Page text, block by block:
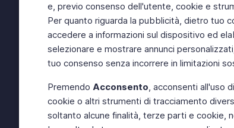
e, previo consenso dell'utente, cookie e
Per quanto riguarda la pubblicità, dietro tuo
accedere a informazioni sul dispositivo ed
selezionare e mostrare annunci
tuo consenso senza incorrere in limitazioni
Premendo Acconsento, acconsenti all'uso
cookie o altri strumenti di tracciamento
soltanto alcune finalità, terze parti e cookie,